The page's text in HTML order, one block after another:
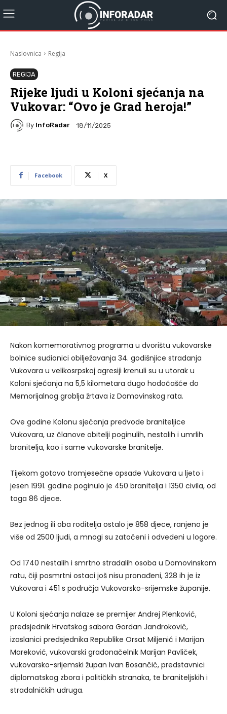
Naslovnica Regija
REGIJA
Rijeke ljudi u Koloni sjećanja na
Vukovar: “Ovo je Grad heroja!”
By InfoRadar 18/11/2025
Facebook X
Nakon komemorativnog programa u dvorištu vukovarske
bolnice sudionici obilježavanja 34. godišnjice stradanja
Vukovara u velikosrpskoj agresiji krenuli su u utorak u
Koloni sjećanja na 5,5 kilometara dugo hodočašće do
Memorijalnog groblja žrtava iz Domovinskog rata.
Ove godine Kolonu sjećanja predvode braniteljice
Vukovara, uz članove obitelji poginulih, nestalih i umrlih
branitelja, kao i same vukovarske branitelje.
Tijekom gotovo tromjesečne opsade Vukovara u ljeto i
jesen 1991. godine poginulo je 450 branitelja i 1350 civila, od
toga 86 djece.
Bez jednog ili oba roditelja ostalo je 858 djece, ranjeno je
više od 2500 ljudi, a mnogi su zatočeni i odvedeni u logore.
Od 1740 nestalih i smrtno stradalih osoba u Domovinskom
ratu, čiji posmrtni ostaci još nisu pronađeni, 328 ih je iz
Vukovara i 451 s područja Vukovarsko-srijemske županije.
U Koloni sjećanja nalaze se premijer Andrej Plenković,
predsjednik Hrvatskog sabora Gordan Jandroković,
izaslanici predsjednika Republike Orsat Miljenić i Marijan
Mareković, vukovarski gradonačelnik Marijan Pavliček,
vukovarsko-srijemski župan Ivan Bosančić, predstavnici
diplomatskog zbora i političkih stranaka, te braniteljskih i
stradalničkih udruga.